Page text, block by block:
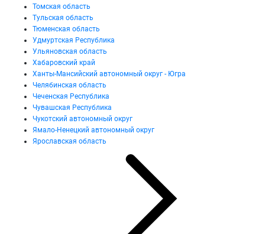
Томская область
Тульская область
Тюменская область
Удмуртская Республика
Ульяновская область
Хабаровский край
Ханты-Мансийский автономный округ - Югра
Челябинская область
Чеченская Республика
Чувашская Республика
Чукотский автономный округ
Ямало-Ненецкий автономный округ
Ярославская область